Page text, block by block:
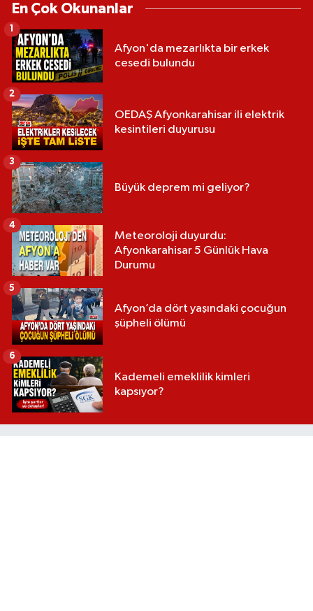
En Çok Okunanlar
Afyon'da mezarlıkta bir erkek
cesedi bulundu
1
OEDAŞ Afyonkarahisar ili elektrik
kesintileri duyurusu
2
Büyük deprem mi geliyor?
3
Meteoroloji duyurdu:
Afyonkarahisar 5 Günlük Hava
Durumu
4
Afyon’da dört yaşındaki çocuğun
şüpheli ölümü
5
Kademeli emeklilik kimleri
kapsıyor?
6